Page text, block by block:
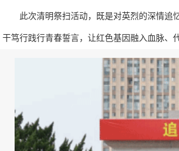
此次清明祭扫活动，既是对英烈的深情追
干笃行践行青春誓言，让红色基因融入血脉、